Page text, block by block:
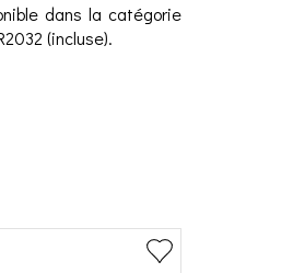
dans la catégorie
(incluse).